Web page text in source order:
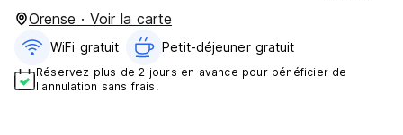
Orense · Voir la carte
WiFi gratuit Petit-déjeuner gratuit‎
Réservez plus de 2 jours en avance pour bénéficier de
l'annulation sans frais.